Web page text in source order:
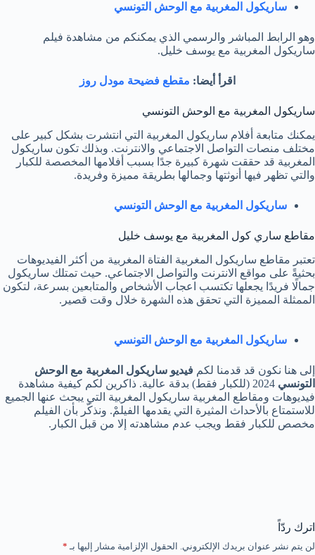
ساريكول المغربية مع الوحش التونسي
وهو الرابط المباشر والرسمي الذي يمكنكم من مشاهدة فيلم
ساريكول المغربية مع يوسف خليل.
اقرأ أيضا: مقطع فضيحة مودل روز
ساريكول المغربية مع الوحش التونسي
يمكنك متابعة أفلام ساريكول المغربية التي انتشرت بشكل كبير على
مختلف منصات التواصل الاجتماعي والانترنت. وبذلك تكون ساريكول
المغربية قد حققت شهرة كبيرة جدًا بسبب أفلامها المخصصة للكبار
والتي تظهر فيها أنوثتها وجمالها بطريقة مميزة وفريدة.
ساريكول المغربية مع الوحش التونسي
مقاطع ساري كول المغربية مع يوسف خليل
تعتبر مقاطع ساريكول المغربية الفتاة المغربية من أكثر الفيديوهات
بحثيةً على مواقع الانترنت والتواصل الاجتماعي. حيث تمتلك ساريكول
جمالًا فريدًا يجعلها تكتسب اعجاب الأشخاص والمتابعين بسرعة، لتكون
الممثلة المميزة التي تحقق هذه الشهرة خلال وقت قصير.
ساريكول المغربية مع الوحش التونسي
إلى هنا نكون قد قدمنا لكم فيديو ساريكول المغربية مع الوحش
التونسي
2024 (للكبار فقط) بدقة عالية. ذاكرين لكم كيفية مشاهدة
فيديوهات ومقاطع المغربية ساريكول المغربية التي يبحث عنها الجميع
للاستمتاع بالأحداث المثيرة التي يقدمها الفيلمْ. ونذكّر بأن الفيلم
مخصص للكبار فقط ويجب عدم مشاهدته إلا من قبل الكبار.
اترك ردّاً
لن يتم نشر عنوان بريدك الإلكتروني. الحقول الإلزامية مشار إليها بـ *